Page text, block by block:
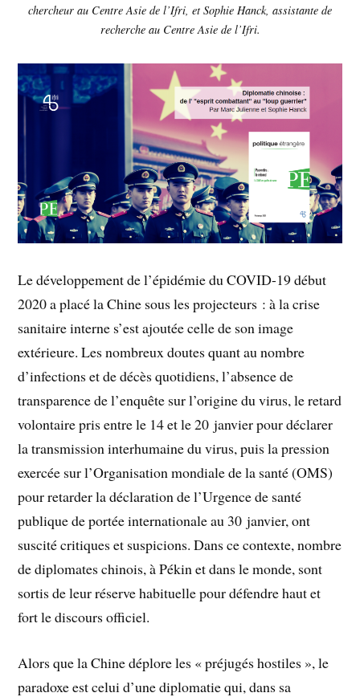
chercheur au Centre Asie de l’Ifri, et Sophie Hanck, assistante de
recherche au Centre Asie de l’Ifri.
Le développement de l’épidémie du COVID-19 début
2020 a placé la Chine sous les projecteurs : à la crise
sanitaire interne s’est ajoutée celle de son image
extérieure. Les nombreux doutes quant au nombre
d’infections et de décès quotidiens, l’absence de
transparence de l’enquête sur l’origine du virus, le retard
volontaire pris entre le 14 et le 20 janvier pour déclarer
la transmission interhumaine du virus, puis la pression
exercée sur l’Organisation mondiale de la santé (OMS)
pour retarder la déclaration de l’Urgence de santé
publique de portée internationale au 30 janvier, ont
suscité critiques et suspicions. Dans ce contexte, nombre
de diplomates chinois, à Pékin et dans le monde, sont
sortis de leur réserve habituelle pour défendre haut et
fort le discours officiel.
Alors que la Chine déplore les « préjugés hostiles », le
paradoxe est celui d’une diplomatie qui, dans sa